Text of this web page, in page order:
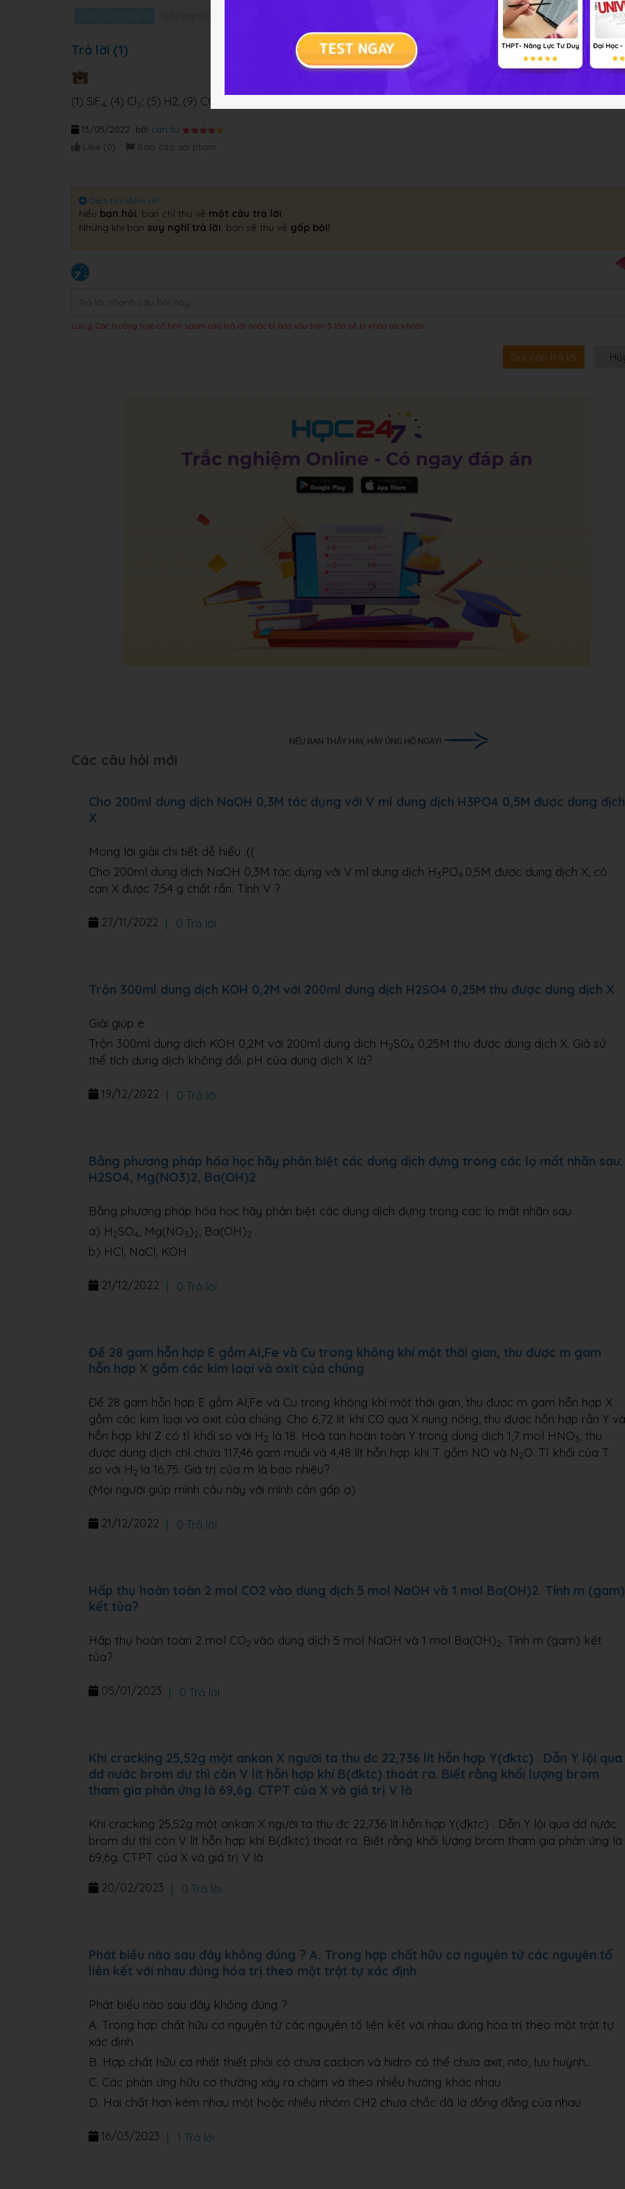
Trả lời (1)
(1) SiF4; (4) Cl 2; (5) H2; (9) CO; (10)CO
bởi can tu
13/05/2022
Like (0) Báo cáo sai phạm
Cách tích điểm HP
Nếu bạn hỏi, bạn chỉ thu về một câu trả lời.
Nhưng khi bạn suy nghĩ trả lời, bạn sẽ thu về gấp bội!
Lưu ý: Các trường hợp cố tình spam câu trả lời hoặc bị báo xấu trên 5 lần sẽ bị khóa tài khoản
Gửi câu trả lời
Các câu hỏi mới
Cho 200ml dung dịch NaOH 0,3M tác dụng với V ml dung dịch H3PO4 0,5M được dung dịch
X
Mong lời giảii chi tiết dễ hiểu :((
Cho 200ml dung dịch NaOH 0,3M tác dụng với V ml dung dịch H3PO4 0,5M được dung dịch X, cô
cạn X được 7,54 g chất rắn. Tính V ?
27/11/2022 0 Trả lời
Trộn 300ml dung dịch KOH 0,2M với 200ml dung dịch H2SO4 0,25M thu được dung dịch X
Giải giúp e
Trộn 300ml dung dịch KOH 0,2M với 200ml dung dịch H2SO4 0,25M thu được dung dịch X. Giả sử
thể tích dung dịch không đổi. pH của dung dịch X là?
19/12/2022 0 Trả lời
Bằng phương pháp hóa học hãy phân biệt các dung dịch đựng trong các lọ mất nhãn sau:
H2SO4, Mg(NO3)2, Ba(OH)2
Bằng phương pháp hóa học hãy phân biệt các dung dịch đựng trong các lọ mất nhãn sau
a) H2SO4 , Mg(NO3)2 , Ba(OH)2
b) HCl, NaCl, KOH
21/12/2022 0 Trả lời
Để 28 gam hỗn hợp E gồm Al,Fe và Cu trong không khí một thời gian, thu được m gam
hỗn hợp X gồm các kim loại và oxit của chúng
Để 28 gam hỗn hợp E gồm Al,Fe và Cu trong không khí một thời gian, thu được m gam hỗn hợp X
gồm các kim loại và oxit của chúng. Cho 6,72 lít khí CO qua X nung nóng, thu được hỗn hợp rắn Y và
hỗn hợp khí Z có tỉ khối so với H2 là 18. Hoà tan hoàn toàn Y trong dung dịch 1,7 mol HNO3 , thu
được dung dịch chỉ chứa 117,46 gam muối và 4,48 lít hỗn hợp khí T gồm NO và N2O. Tỉ khối của T
so với H2 là 16,75. Giá trị của m là bao nhiêu?
(Mọi người giúp mình câu này với mình cần gấp ạ)
21/12/2022 0 Trả lời
Hấp thụ hoàn toàn 2 mol CO2 vào dung dịch 5 mol NaOH và 1 mol Ba(OH)2. Tính m (gam)
kết tủa?
Hấp thụ hoàn toàn 2 mol CO2 vào dung dịch 5 mol NaOH và 1 mol Ba(OH)2. Tính m (gam) kết
tủa?
05/01/2023 0 Trả lời
Khi cracking 25,52g một ankan X người ta thu đc 22,736 lít hỗn hợp Y(đktc) . Dẫn Y lội qua
dd nước brom dư thì còn V lít hỗn hợp khí B(đktc) thoát ra. Biết rằng khối lượng brom
tham gia phản ứng là 69,6g. CTPT của X và giá trị V là
Khi cracking 25,52g một ankan X người ta thu đc 22,736 lít hỗn hợp Y(đktc) . Dẫn Y lội qua dd nước
brom dư thì còn V lít hỗn hợp khí B(đktc) thoát ra. Biết rằng khối lượng brom tham gia phản ứng là
69,6g. CTPT của X và giá trị V là
20/02/2023 0 Trả lời
Phát biểu nào sau đây không đúng ? A. Trong hợp chất hữu cơ nguyên tử các nguyên tố
liên kết với nhau đúng hóa trị theo một trật tự xác định
Phát biểu nào sau đây không đúng ?
A. Trong hợp chất hữu cơ nguyên tử các nguyên tố liên kết với nhau đúng hóa trị theo một trật tự
xác định
B. Hợp chất hữu cơ nhất thiết phải có chứa cacbon và hidro có thể chứa axit, nito, lưu huỳnh…
C. Các phản ứng hữu cơ thường xảy ra chậm và theo nhiều hướng khác nhau
D. Hai chất hơn kém nhau một hoặc nhiều nhóm CH2 chưa chắc đã là đồng đẳng của nhau
16/03/2023 1 Trả lời